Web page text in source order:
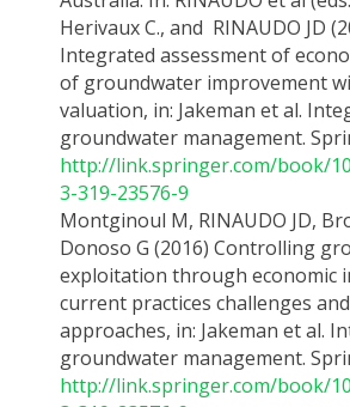
Herivaux C., and RINAUDO JD
Integrated assessment of
of groundwater improvement
valuation, in: Jakeman et al.
groundwater management.
http://link.springer.com/book/
3-319-23576-9
Montginoul M, RINAUDO JD,
Donoso G (2016) Controlling
exploitation through economic
current practices challenges
approaches, in: Jakeman et al.
groundwater management.
http://link.springer.com/book/